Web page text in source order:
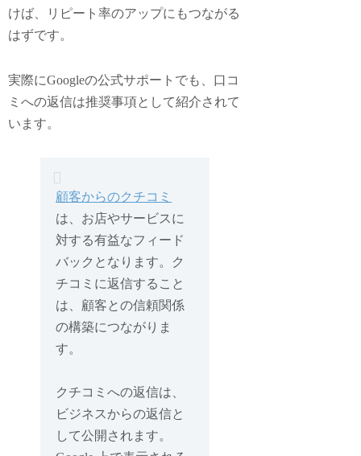
けば、リピート率のアップにもつながる
はずです。
実際にGoogleの公式サポートでも、口コ
ミへの返信は推奨事項として紹介されて
います。
顧客からのクチコミ
は、お店やサービスに
対する有益なフィード
バックとなります。ク
チコミに返信すること
は、顧客との信頼関係
の構築につながりま
す。
クチコミへの返信は、
ビジネスからの返信と
して公開されます。